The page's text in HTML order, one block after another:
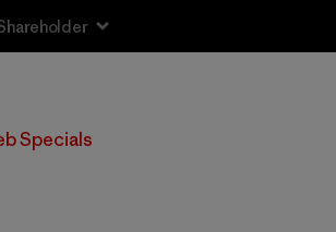
Specials